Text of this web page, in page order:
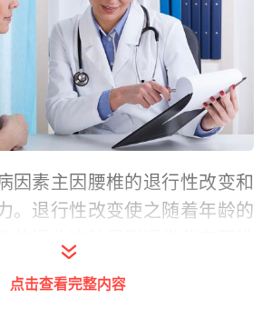
因素主因腰椎的退行性改变和
。退行性改变使之随着年龄的
的退化这种滑脱通常伴有腰椎
体育训练、外伤、腰椎的磨损
点击查看完整内容